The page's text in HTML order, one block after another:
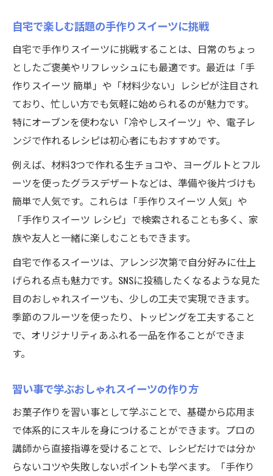
自宅で楽しむ話題の手作りスイーツに挑戦
自宅で手作りスイーツに挑戦することは、日常のちょっ
としたご褒美やリフレッシュにも最適です。最近は「手
作りスイーツ 簡単」や「材料少ない」レシピが注目され
ており、忙しい方でも気軽に始められるのが魅力です。
特にオーブンを使わない「冷やしスイーツ」や、電子レ
ンジで作れるレシピは初心者にもおすすめです。
例えば、材料3つで作れる生チョコや、ヨーグルトとフル
ーツを使ったグラスデザートなどは、準備や後片づけも
簡単で人気です。これらは「手作りスイーツ 人気」や
「手作りスイーツ レシピ」で検索されることも多く、家
族や友人と一緒に楽しむこともできます。
自宅で作るスイーツは、アレンジ次第で自分好みに仕上
げられる点も魅力です。SNSに投稿したくなるような見た
目のおしゃれスイーツも、少しの工夫で実現できます。
季節のフルーツを使ったり、トッピングを工夫すること
で、オリジナリティあふれる一品を作ることができま
す。
習い事で学ぶおしゃれスイーツの作り方
お菓子作りを習い事として学ぶことで、基礎から応用ま
で体系的にスキルを身につけることができます。プロの
講師から直接指導を受けることで、レシピだけでは分か
らないコツや失敗しないポイントも学べます。「手作り